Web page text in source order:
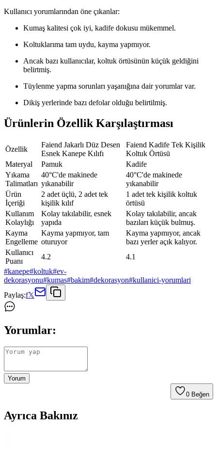
Kullanıcı yorumlarından öne çıkanlar:
Kumaş kalitesi çok iyi, kadife dokusu mükemmel.
Koltuklarıma tam uydu, kayma yapmıyor.
Ancak bazı kullanıcılar, koltuk örtüsünün küçük geldiğini
belirtmiş.
Tüylenme yapma sorunları yaşanığına dair yorumlar var.
Dikiş yerlerinde bazı defolar olduğu belirtilmiş.
Ürünlerin Özellik Karşılaştırması
Özellik
Faiend Jakarlı Düz Desen
Esnek Kanepe Kılıfı
Faiend Kadife Tek Kişilik
Koltuk Örtüsü
Materyal
Pamuk
Kadife
Yıkama
Talimatları
40°C'de makinede
yıkanabilir
40°C'de makinede
yıkanabilir
Ürün
İçeriği
2 adet üçlü, 2 adet tek
kişilik kılıf
1 adet tek kişilik koltuk
örtüsü
Kullanım
Kolaylığı
Kolay takılabilir, esnek
yapıda
Kolay takılabilir, ancak
bazıları küçük bulmuş.
Kayma
Engelleme
Kayma yapmıyor, tam
oturuyor
Kayma yapmıyor, ancak
bazı yerler açık kalıyor.
Kullanıcı
Puanı
4.2
4.1
#kanepe#koltuk#ev-
dekorasyonu#kumas#bakim#dekorasyon#kullanici-yorumlari
Paylaş:f𝕏
Yorumlar:
Yorum
0 Beğen
Ayrıca Bakınız